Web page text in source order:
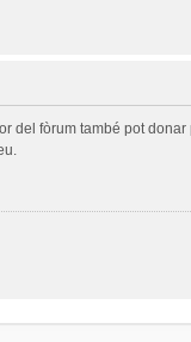
del fòrum també pot